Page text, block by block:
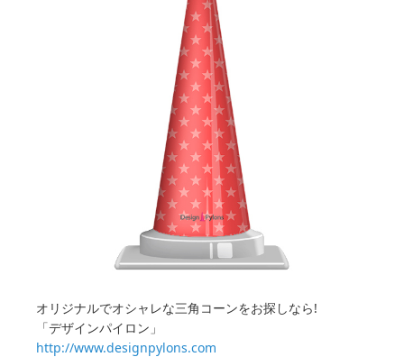
オリジナルでオシャレな三角コーンをお探しなら!
「デザインパイロン」
http://www.designpylons.com